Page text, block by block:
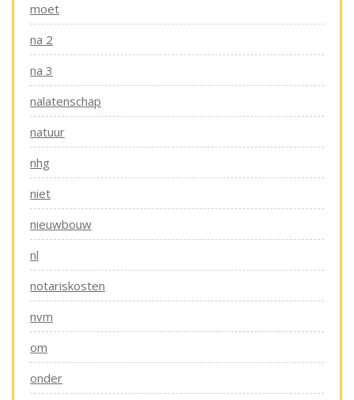
moet
na 2
na 3
nalatenschap
natuur
nhg
niet
nieuwbouw
nl
notariskosten
nvm
om
onder